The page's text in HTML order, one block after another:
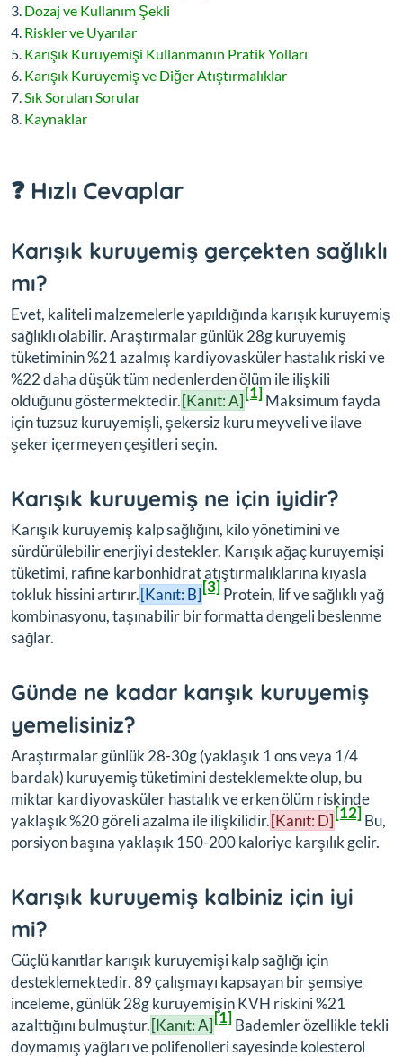
Dozaj ve Kullanım Şekli
Riskler ve Uyarılar
Karışık Kuruyemişi Kullanmanın Pratik Yolları
Karışık Kuruyemiş ve Diğer Atıştırmalıklar
Sık Sorulan Sorular
Kaynaklar
❓ Hızlı Cevaplar
Karışık kuruyemiş gerçekten sağlıklı
mı?
Evet, kaliteli malzemelerle yapıldığında karışık kuruyemiş
sağlıklı olabilir. Araştırmalar günlük 28g kuruyemiş
tüketiminin %21 azalmış kardiyovasküler hastalık riski ve
%22 daha düşük tüm nedenlerden ölüm ile ilişkili
olduğunu göstermektedir.[Kanıt: A][1]Maksimum fayda
için tuzsuz kuruyemişli, şekersiz kuru meyveli ve ilave
şeker içermeyen çeşitleri seçin.
Karışık kuruyemiş ne için iyidir?
Karışık kuruyemiş kalp sağlığını, kilo yönetimini ve
sürdürülebilir enerjiyi destekler. Karışık ağaç kuruyemişi
tüketimi, rafine karbonhidrat atıştırmalıklarına kıyasla
tokluk hissini artırır.[Kanıt: B][3]Protein, lif ve sağlıklı yağ
kombinasyonu, taşınabilir bir formatta dengeli beslenme
sağlar.
Günde ne kadar karışık kuruyemiş
yemelisiniz?
Araştırmalar günlük 28-30g (yaklaşık 1 ons veya 1/4
bardak) kuruyemiş tüketimini desteklemekte olup, bu
miktar kardiyovasküler hastalık ve erken ölüm riskinde
yaklaşık %20 göreli azalma ile ilişkilidir.[Kanıt: D][12]Bu,
porsiyon başına yaklaşık 150-200 kaloriye karşılık gelir.
Karışık kuruyemiş kalbiniz için iyi
mi?
Güçlü kanıtlar karışık kuruyemişi kalp sağlığı için
desteklemektedir. 89 çalışmayı kapsayan bir şemsiye
inceleme, günlük 28g kuruyemişin KVH riskini %21
azalttığını bulmuştur.[Kanıt: A][1]Bademler özellikle tekli
doymamış yağları ve polifenolleri sayesinde kolesterol